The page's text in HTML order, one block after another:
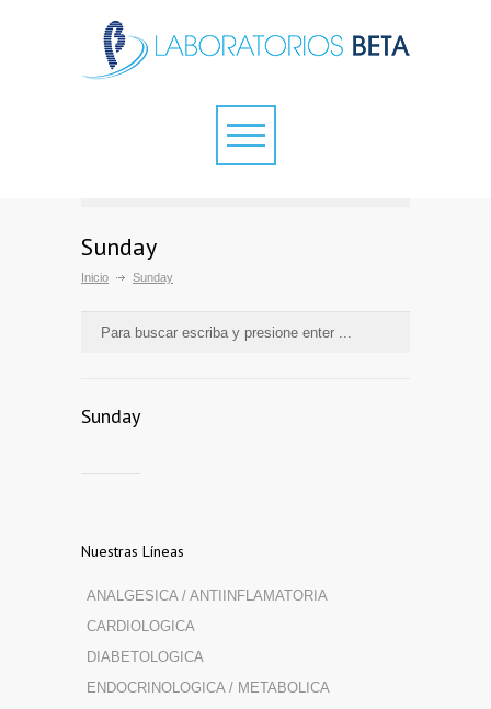
Sunday
Inicio Sunday
Sunday
Nuestras Líneas
ANALGESICA / ANTIINFLAMATORIA
CARDIOLOGICA
DIABETOLOGICA
ENDOCRINOLOGICA / METABOLICA